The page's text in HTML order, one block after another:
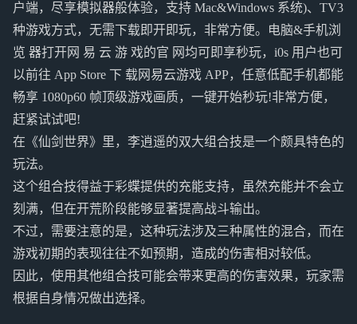
户端，尽享模拟器般体验，支持 Mac&Windows 系统)、TV3
种游戏方式，无需下载即开即玩，非常方便。电脑&手机浏
览 器打开网 易 云 游 戏的官 网均可即享秒玩，i0s 用户也可
以前往 App Store 下 载网易云游戏 APP，任意低配手机都能
畅享 1080p60 帧顶级游戏画质，一键开始秒玩!非常方便，
赶紧试试吧!
在《仙剑世界》里，李逍遥的双大组合技是一个颇具特色的
玩法。
这个组合技得益于彩蝶提供的充能支持，虽然充能并不会立
刻满，但在开荒阶段能够显著提高战斗输出。
不过，需要注意的是，这种玩法涉及三种属性的混合，而在
游戏初期的表现往往不如预期，造成的伤害相对较低。
因此，使用其他组合技可能会带来更高的伤害效果，玩家需
根据自身情况做出选择。